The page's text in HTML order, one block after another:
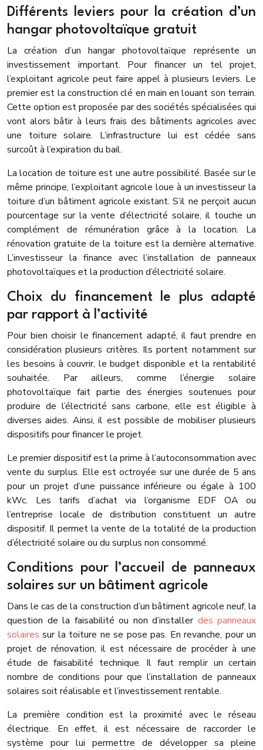
Différents leviers pour la création d’un
hangar photovoltaïque gratuit
La création d’un hangar photovoltaïque représente un
investissement important. Pour financer un tel projet,
l’exploitant agricole peut faire appel à plusieurs leviers. Le
premier est la construction clé en main en louant son terrain.
Cette option est proposée par des sociétés spécialisées qui
vont alors bâtir à leurs frais des bâtiments agricoles avec
une toiture solaire. L’infrastructure lui est cédée sans
surcoût à l’expiration du bail.
La location de toiture est une autre possibilité. Basée sur le
même principe, l’exploitant agricole loue à un investisseur la
toiture d’un bâtiment agricole existant. S’il ne perçoit aucun
pourcentage sur la vente d’électricité solaire, il touche un
complément de rémunération grâce à la location. La
rénovation gratuite de la toiture est la dernière alternative.
L’investisseur la finance avec l’installation de panneaux
photovoltaïques et la production d’électricité solaire.
Choix du financement le plus adapté
par rapport à l’activité
Pour bien choisir le financement adapté, il faut prendre en
considération plusieurs critères. Ils portent notamment sur
les besoins à couvrir, le budget disponible et la rentabilité
souhaitée. Par ailleurs, comme l’énergie solaire
photovoltaïque fait partie des énergies soutenues pour
produire de l’électricité sans carbone, elle est éligible à
diverses aides. Ainsi, il est possible de mobiliser plusieurs
dispositifs pour financer le projet.
Le premier dispositif est la prime à l’autoconsommation avec
vente du surplus. Elle est octroyée sur une durée de 5 ans
pour un projet d’une puissance inférieure ou égale à 100
kWc. Les tarifs d’achat via l’organisme EDF OA ou
l’entreprise locale de distribution constituent un autre
dispositif. Il permet la vente de la totalité de la production
d’électricité solaire ou du surplus non consommé.
Conditions pour l’accueil de panneaux
solaires sur un bâtiment agricole
Dans le cas de la construction d’un bâtiment agricole neuf, la
question de la faisabilité ou non d’installer des panneaux
solaires sur la toiture ne se pose pas. En revanche, pour un
projet de rénovation, il est nécessaire de procéder à une
étude de faisabilité technique. Il faut remplir un certain
nombre de conditions pour que l’installation de panneaux
solaires soit réalisable et l’investissement rentable.
La première condition est la proximité avec le réseau
électrique. En effet, il est nécessaire de raccorder le
système pour lui permettre de développer sa pleine